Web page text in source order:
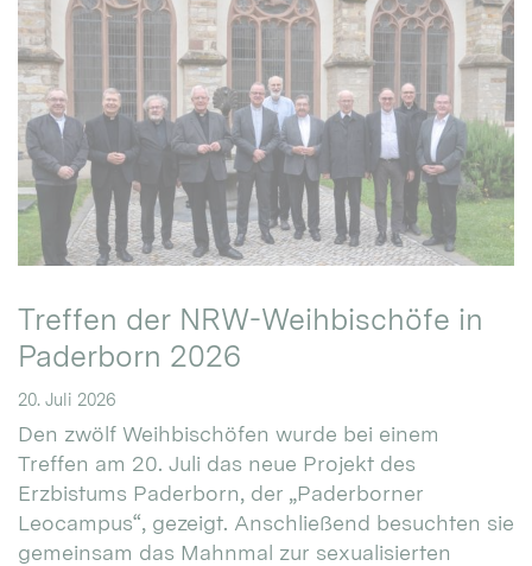
Treffen der NRW-Weihbischöfe in
Paderborn 2026
20. Juli 2026
Den zwölf Weihbischöfen wurde bei einem
Treffen am 20. Juli das neue Projekt des
Erzbistums Paderborn, der „Paderborner
Leocampus“, gezeigt. Anschließend besuchten sie
gemeinsam das Mahnmal zur sexualisierten